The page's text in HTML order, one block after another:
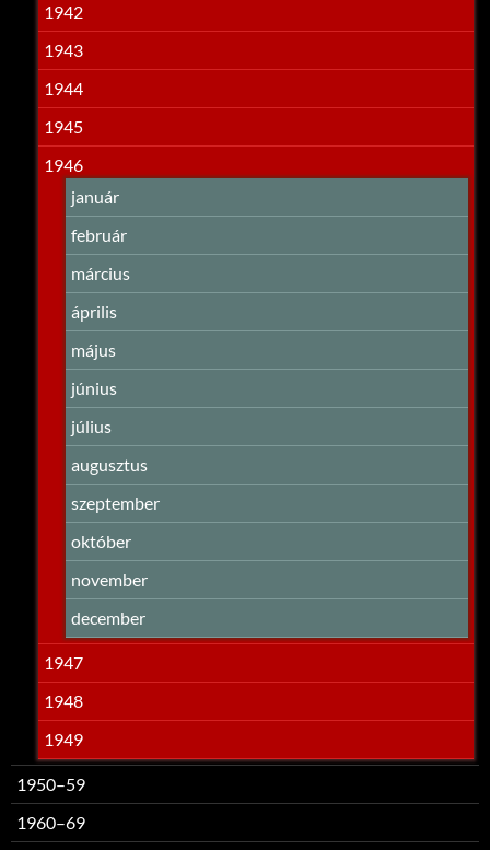
1942
1943
1944
1945
1946
január
február
március
április
május
június
július
augusztus
szeptember
október
november
december
1947
1948
1949
1950–59
1960–69